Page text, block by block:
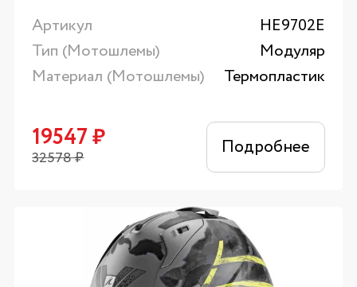
Артикул
HE9702E
Тип (Мотошлемы)
Модуляр
Материал (Мотошлемы)
Термопластик
19547₽
32578₽ Подробнее